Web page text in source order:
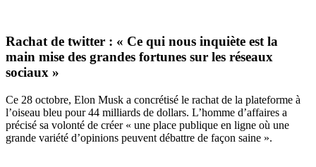
Rachat de twitter : « Ce qui nous inquiète est la
main mise des grandes fortunes sur les réseaux
sociaux »
Ce 28 octobre, Elon Musk a concrétisé le rachat de la plateforme à
l’oiseau bleu pour 44 milliards de dollars. L’homme d’affaires a
précisé sa volonté de créer « une place publique en ligne où une
grande variété d’opinions peuvent débattre de façon saine ».